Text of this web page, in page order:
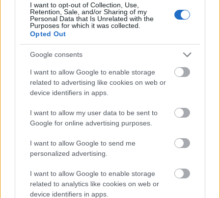
I want to opt-out of Collection, Use,
Retention, Sale, and/or Sharing of my
Personal Data that Is Unrelated with the
Purposes for which it was collected.
Opted Out
Google consents
I want to allow Google to enable storage
related to advertising like cookies on web or
device identifiers in apps.
I want to allow my user data to be sent to
Google for online advertising purposes.
I want to allow Google to send me
personalized advertising.
I want to allow Google to enable storage
related to analytics like cookies on web or
device identifiers in apps.
Talán a harmadik vagy negyedik - még
semlegesnek látszó - kérdés után történt,
hogy az addig szerepe szerint konok
oppozícióban szorongó Miklós váratlanul
eljátszotta a megnyílást, kitárulkozást és
legényember létére egy valódi családi
viperafészek képeivel válaszolt az egyre
inkább megdöbbenő Endre kérdéseire. Egy
ponton az is kiderült, Miklós a szülei
házasságának pokoli pillanatait elevenítette
fel a rémült, de kíváncsiságától hajtva
számára.